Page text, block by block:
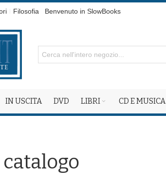
Filosofia Benvenuto in SlowBooks
IN USCITA DVD LIBRI CD E MUSICA